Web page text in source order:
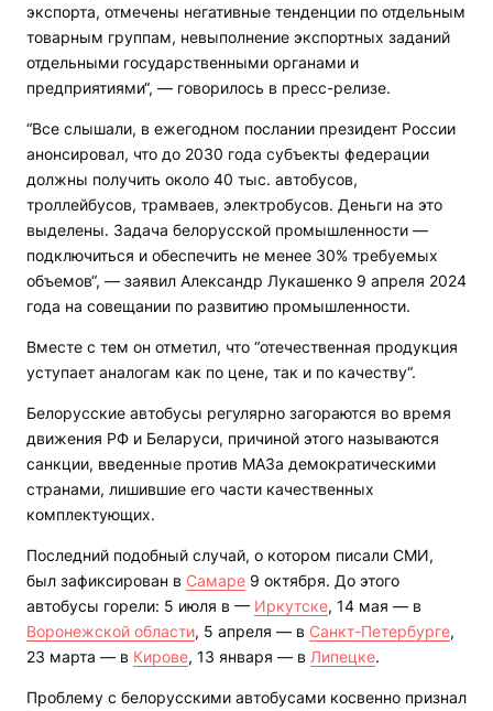
экспорта, отмечены негативные тенденции по отдельным
товарным группам, невыполнение экспортных заданий
отдельными государственными органами и
предприятиями“, — говорилось в пресс-релизе.
“Все слышали, в ежегодном послании президент России
анонсировал, что до 2030 года субъекты федерации
должны получить около 40 тыс. автобусов,
троллейбусов, трамваев, электробусов. Деньги на это
выделены. Задача белорусской промышленности —
подключиться и обеспечить не менее 30% требуемых
объемов“, — заявил Александр Лукашенко 9 апреля 2024
года на совещании по развитию промышленности.
Вместе с тем он отметил, что “отечественная продукция
уступает аналогам как по цене, так и по качеству“.
Белорусские автобусы регулярно загораются во время
движения РФ и Беларуси, причиной этого называются
санкции, введенные против МАЗа демократическими
странами, лишившие его части качественных
комплектующих.
Последний подобный случай, о котором писали СМИ,
был зафиксирован в Самаре 9 октября. До этого
автобусы горели: 5 июля в — Иркутске, 14 мая — в
Воронежской области, 5 апреля — в Санкт-Петербурге,
23 марта — в Кирове, 13 января — в Липецке.
Проблему с белорусскими автобусами косвенно признал